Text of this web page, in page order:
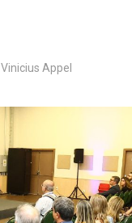
Vinicius Appel